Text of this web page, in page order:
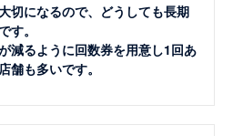
切になるので、どうしても長期
す。
減るように回数券を用意し1回あ
舗も多いです。